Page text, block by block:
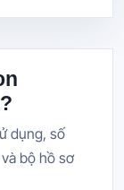
dụng, số
bộ hồ sơ